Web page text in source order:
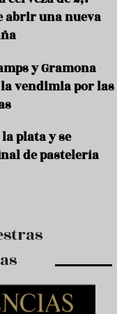
s
r
a
n
F
n
abrir una nueva
y Gramona
vendimia por las
plata y se
de pastelería